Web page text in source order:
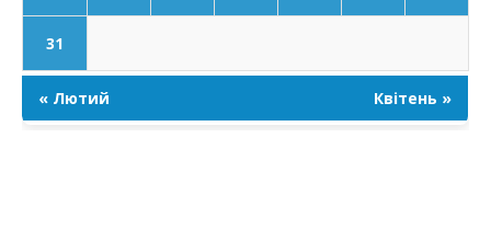
31
« Лютий Квітень »